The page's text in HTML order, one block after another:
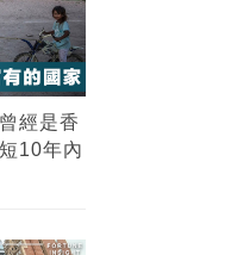
經是香
10年內